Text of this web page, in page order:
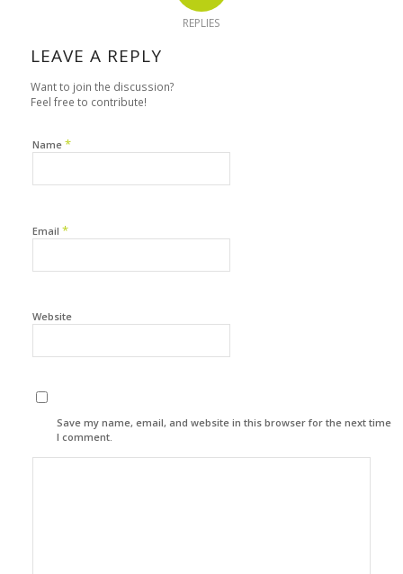
REPLIES
LEAVE A REPLY
Want to join the discussion?
Feel free to contribute!
Name *
Email *
Website
Save my name, email, and website in this browser for the next time
I comment.